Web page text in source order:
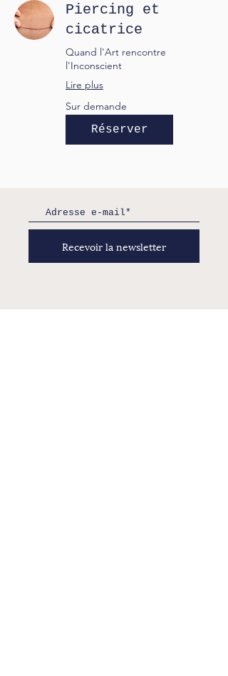
Piercing et
cicatrice
Quand l'Art rencontre
l'Inconscient
Lire plus
Sur
demande
Sur demande
Réserver
Recevoir la newsletter